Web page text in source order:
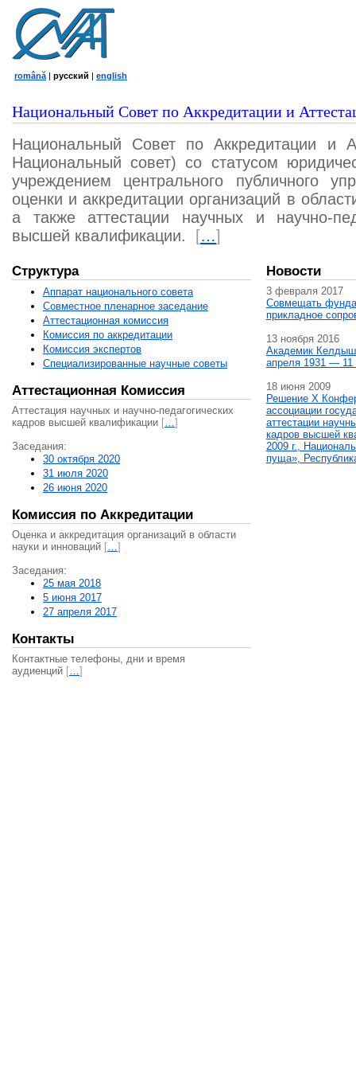
română | русский | english
Национальный Совет по Аккредитации и
Национальный Совет по Аккредитации и
Национальный совет) со статусом
учреждением центрального публичного
оценки и аккредитации организаций в
а также аттестации научных и научно-
высшей квалификации.
[…]
Структура
Аппарат национального совета
Совместное пленарное заседание
Аттестационная комисcия
Комиссия по аккредитации
Комиссия экспертов
Специализированные научные советы
Аттестационная Комиссия
Аттестация научных и научно-педагогических
кадров высшей квалификации […]
Заседания:
30 октября 2020
31 июля 2020
26 июня 2020
Комиссия по Аккредитации
Оценка и аккредитация организаций в области
науки и инноваций […]
Заседания:
25 мая 2018
5 июня 2017
27 апреля 2017
Контакты
Контактные телефоны, дни и время
аудиенций […]
Новости
3 февраля 2017
Совмещать
прикладное
13 ноября 2016
Академик
апреля 1931 — 11
18 июня 2009
Решение X
ассоциации
аттестации
кадров высшей
2009 г.,
пуща»,